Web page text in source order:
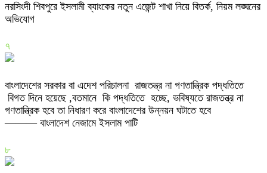
নরসিংদী শিবপুরে ইসলামী ব্যাংকের নতুন এজেন্ট শাখা নিয়ে বিতর্ক, নিয়ম লঙ্ঘনের
অভিযোগ
৭
বাংলাদেশের সরকার বা এদেশ পরিচালনা রাজতন্ত্র না গণতান্ত্রিক পদ্ধতিতে
বিগত দিনে হয়েছে ,বতমানে কি পদ্ধতিতে হচ্ছে, ভবিষ্যতে রাজতন্ত্র না
গণতান্ত্রিক হবে তা নিধারণ করে বাংলাদেশের উন্নয়ন ঘটাতে হবে
——— বাংলাদেশ নেজামে ইসলাম পাটি
৮